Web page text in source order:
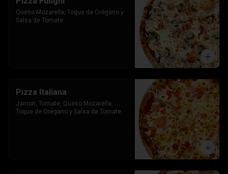
Queso Mozarella, Toque de Orégano y
Salsa de Tomate
Pizza Italiana
Jamon, Tomate, Queso Mozarella,
Toque de Orégano y Salsa de Tomate